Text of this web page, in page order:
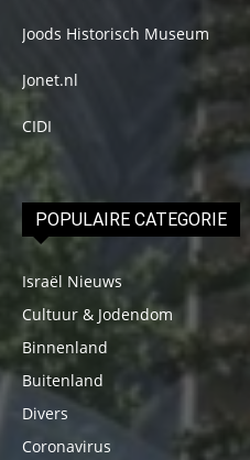
Joods Historisch Museum
Jonet.nl
CIDI
POPULAIRE CATEGORIE
Israël Nieuws
Cultuur & Jodendom
Binnenland
Buitenland
Divers
Coronavirus